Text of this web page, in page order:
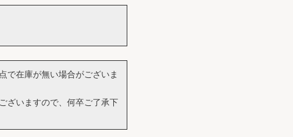
で在庫が無い場合がございま
ざいますので、何卒ご了承下